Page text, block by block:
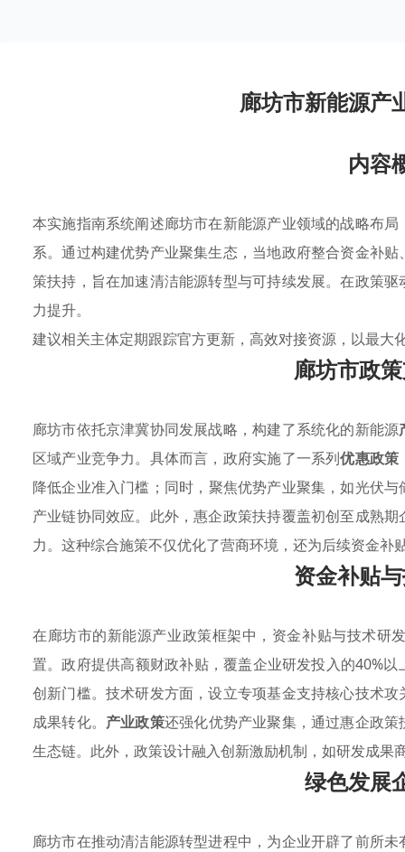
廊坊市新能源产
内容
本实施指南系统阐述廊坊市在新能源产业领域的战略布局
系。通过构建优势产业聚集生态，当地政府整合资金补
策扶持，旨在加速清洁能源转型与可持续发展。在政策
力提升。
建议相关主体定期跟踪官方更新，高效对接资源，以最大
廊坊市政
廊坊市依托京津冀协同发展战略，构建了系统化的新能源
区域产业竞争力。具体而言，政府实施了一系列优惠政策
降低企业准入门槛；同时，聚焦优势产业聚集，如光伏
产业链协同效应。此外，惠企政策扶持覆盖初创至成熟
力。这种综合施策不仅优化了营商环境，还为后续资金
资金补贴
在廊坊市的新能源产业政策框架中，资金补贴与技术研
置。政府提供高额财政补贴，覆盖企业研发投入的40%以
创新门槛。技术研发方面，设立专项基金支持核心技术
成果转化。 产业政策还强化优势产业聚集，通过惠企政
生态链。此外，政策设计融入创新激励机制，如研发成
绿色发展
廊坊市在推动清洁能源转型进程中，为企业开辟了前所